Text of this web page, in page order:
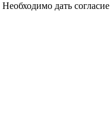
Необходимо дать согласие